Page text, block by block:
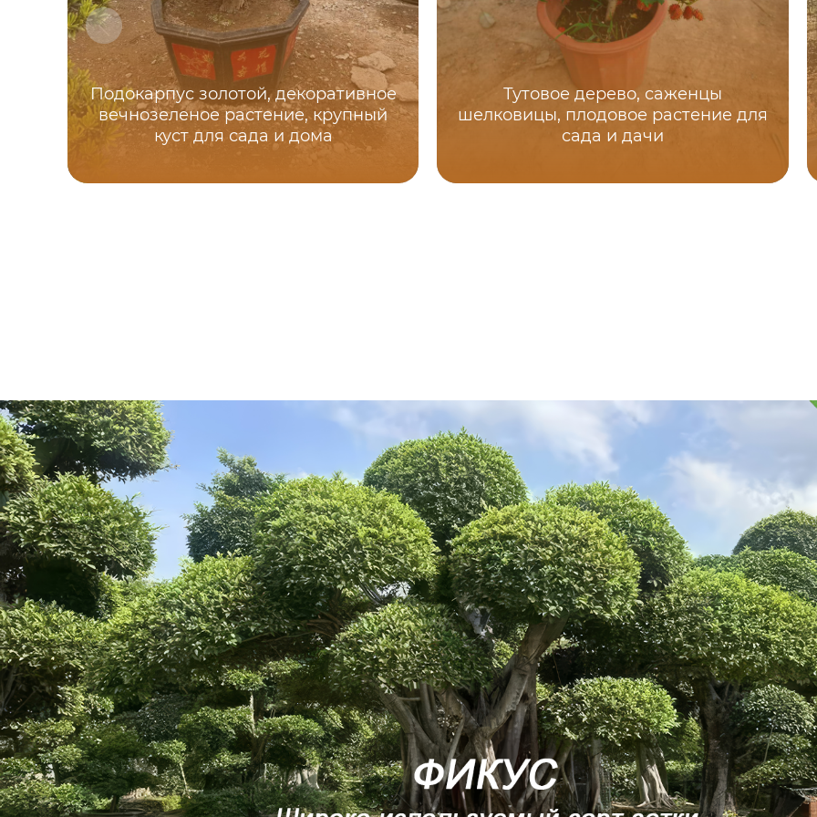
Подокарпус золотой, декоративное
вечнозеленое растение, крупный
куст для сада и дома
Тутовое дерево, саженцы
шелковицы, плодовое растение для
сада и дачи